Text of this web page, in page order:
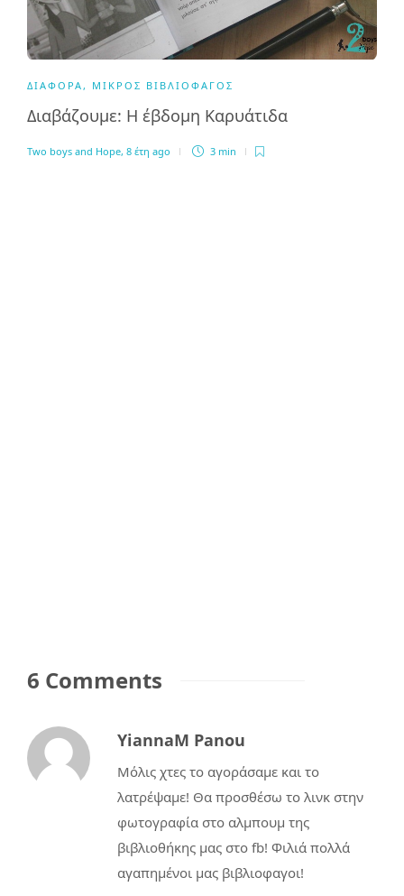
ΔΙΆΦΟΡΑ, ΜΙΚΡΌΣ ΒΙΒΛΙΟΦΆΓΟΣ
Διαβάζουμε: Η έβδομη Καρυάτιδα
Two boys and Hope, 8 έτη ago 3 min
6 Comments
YiannaM Panou
Μόλις χτες το αγοράσαμε και το
λατρέψαμε! Θα προσθέσω το λινκ στην
φωτογραφία στο αλμπουμ της
βιβλιοθήκης μας στο fb! Φιλιά πολλά
αγαπημένοι μας βιβλιοφαγοι!